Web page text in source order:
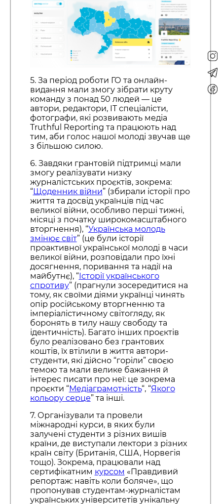
5. За період роботи ГО та онлайн-
видання мали змогу зібрати круту
команду з понад 50 людей — це
автори, редактори, IT спеціалісти,
фотографи, які розвивають медіа
Truthful Reporting та працюють над
тим, аби голос нашої молоді звучав ще
з більшою силою.
6. Завдяки грантовій підтримці мали
змогу реалізувати низку
журналістських проєктів, зокрема:
“Щоденник війни” (збирали історії про
життя та досвід українців під час
великої війни, особливо перші тижні,
місяці з початку широкомасштабного
вторгнення), “Українська молодь
змінює світ” (це були історії
проактивної української молоді в часи
великої війни, розповідали про їхні
досягнення, поривання та надії на
майбутнє), “Історії українського
спротиву” (прагнули зосередитися на
тому, як своїми діями українці чинять
опір російському вторгненню та
імперіалістичному світогляду, як
боронять в тилу нашу свободу та
ідентичність). Багато інших проєктів
було реалізовано без грантових
коштів, їх втілили в життя автори-
студенти, які дійсно “горіли” своєю
темою та мали велике бажання й
інтерес писати про неї: це зокрема
проєкти “Медіаграмотність“, “Якого
кольору серце” та інші.
7. Організували та провели
міжнародні курси, в яких були
залучені студенти з різних вишів
країни, де виступали лектори з різних
країн світу (Британія, США, Норвегія
тощо). Зокрема, працювали над
сертифікатним курсом «Правдивий
репортаж: навіть коли боляче», що
пропонував студентам-журналістам
українських університетів унікальну